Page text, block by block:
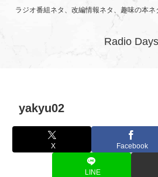
ラジオ番組ネタ、改編情報ネタ、趣味の本
Radio Days
yakyu02
X Facebook
LINE